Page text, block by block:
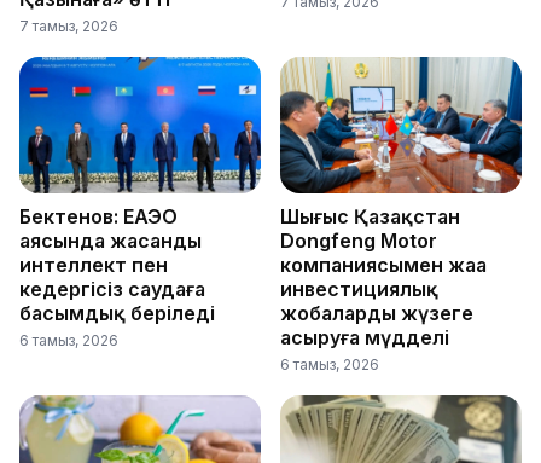
7 тамыз, 2026
Бектенов: ЕАЭО
аясында жасанды
интеллект пен
кедергісіз саудаға
басымдық беріледі
6 тамыз, 2026
Шығыс Қазақстан
Dongfeng Motor
компаниясымен жаңа
инвестициялық
жобаларды жүзеге
асыруға мүдделі
6 тамыз, 2026